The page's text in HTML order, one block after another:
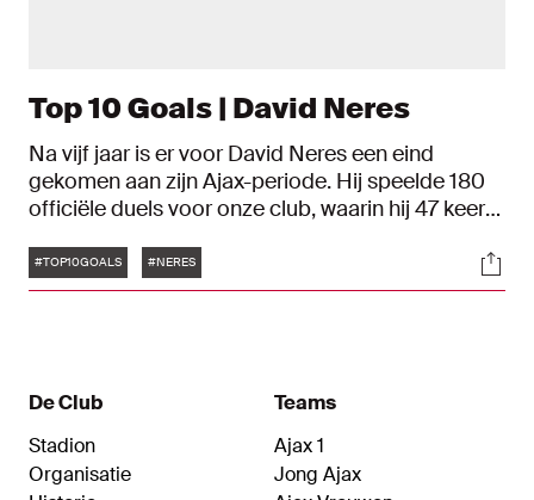
Top 10 Goals | David Neres
Na vijf jaar is er voor David Neres een eind
gekomen aan zijn Ajax-periode. Hij speelde 180
officiële duels voor onze club, waarin hij 47 keer
doelpunten van de Braziliaan.
Tags
#TOP10GOALS #NERES
De Club
Stadion
Organisatie
Teams
Ajax 1
Jong Ajax